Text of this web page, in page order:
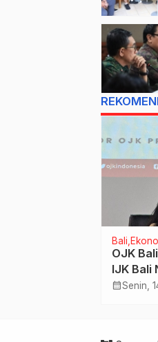
Bali
OJK
IJK Bali
Positif
calendar_monthSenin,